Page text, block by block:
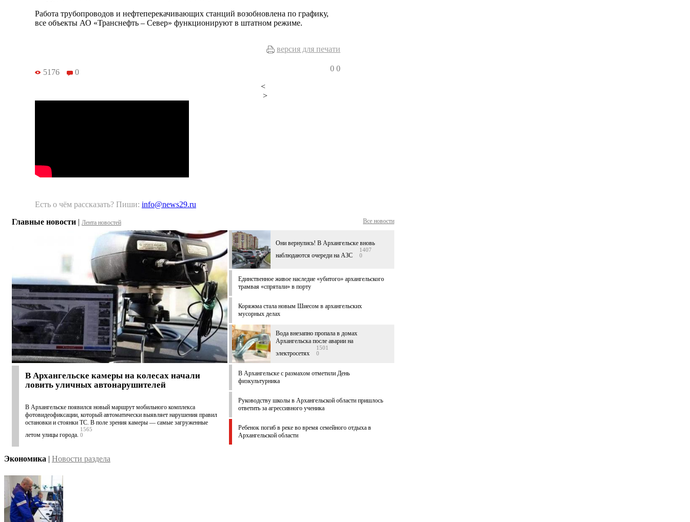
Работа трубопроводов и нефтеперекачивающих станций возобновлена по графику,
все объекты АО «Транснефть – Север» функционируют в штатном режиме.
версия для печати
5176 0 0 0
<
>
Есть о чём рассказать? Пиши: info@news29.ru
Главные новости | Лента новостей Все новости
В Архангельске камеры на колесах начали
ловить уличных автонарушителей
В Архангельске появился новый маршрут мобильного комплекса
фотовидеофиксации, который автоматически выявляет нарушения правил
остановки и стоянки ТС. В поле зрения камеры — самые загруженные
летом улицы города.
1565
0
Они вернулись! В Архангельске вновь
наблюдаются очереди на АЗС
1407
0
Единственное живое наследие «убитого» архангельского
трамвая «спрятали» в порту
Коряжма стала новым Шиесом в архангельских
мусорных делах
Вода внезапно пропала в домах
Архангельска после аварии на
электросетях
1501
0
В Архангельске c размахом отметили День
физкультурника
Руководству школы в Архангельской области пришлось
ответить за агрессивного ученика
Ребенок погиб в реке во время семейного отдыха в
Архангельской области
Экономика | Новости раздела